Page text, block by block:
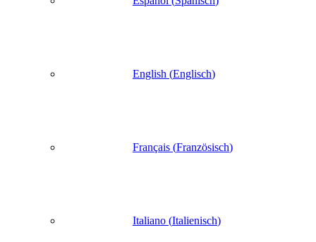
English (Englisch)
Français (Französisch)
Italiano (Italienisch)